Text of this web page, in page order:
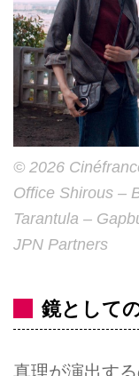
© 2026
Office Shirous –
Tarantula –
JPN Partners
鏡として
真理が演出す